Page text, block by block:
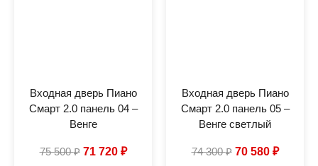
Входная дверь Пиано
Смарт 2.0 панель 04 –
Венге
75 500₽ 71 720 ₽
Входная дверь Пиано
Смарт 2.0 панель 05 –
Венге светлый
74 300₽ 70 580 ₽